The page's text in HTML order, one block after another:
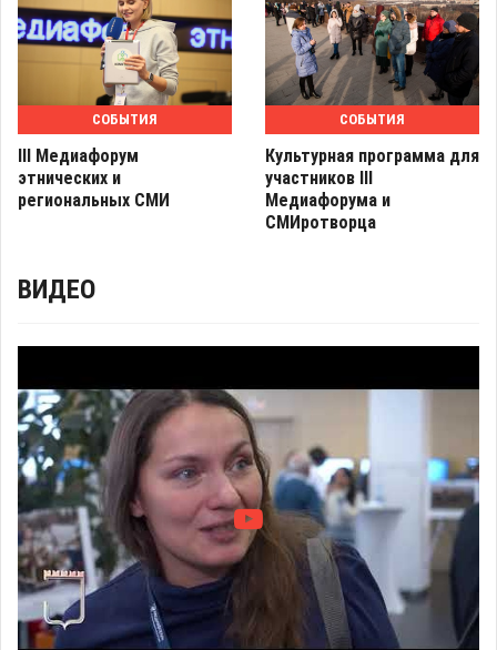
СОБЫТИЯ
III Медиафорум
этнических и
региональных СМИ
СОБЫТИЯ
Культурная программа для
участников III
Медиафорума и
СМИротворца
ВИДЕО